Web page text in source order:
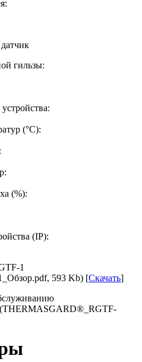
гильзы:
(°С):
(%):
(IP):
1
593 Kb) [Скачать]